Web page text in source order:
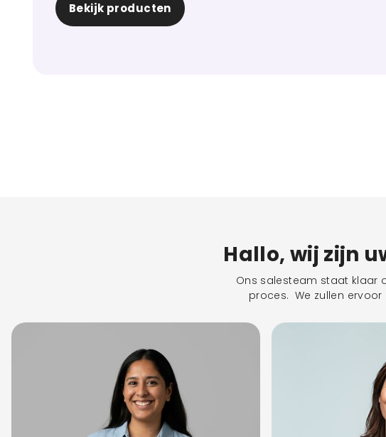
Bekijk producten
Hallo, wij zijn
Ons salesteam staat klaar
proces. We zullen